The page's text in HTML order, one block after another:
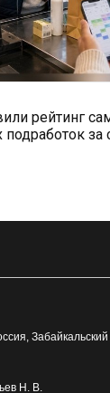
рейтинг
Забайкальский
Н. В.